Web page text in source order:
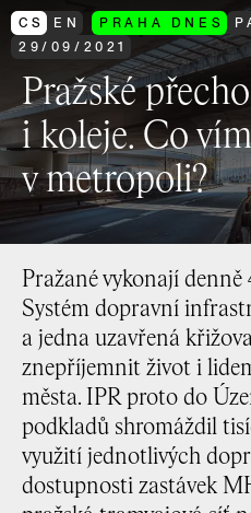
CS EN PRAHA DNES
29/ 09/ 2021
Pražské
i koleje. Co
v metropoli?
Pražané vykonají denně
Systém dopravní
a jedna uzavřená
znepříjemnit život i
města. IPR proto do
podkladů shromáždil
využití jednotlivých
dostupnosti zastávek